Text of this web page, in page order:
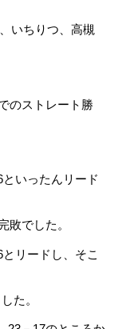
いちりつ、高槻
のストレート勝
いったんリード
敗でした。
リードし、そこ
た。